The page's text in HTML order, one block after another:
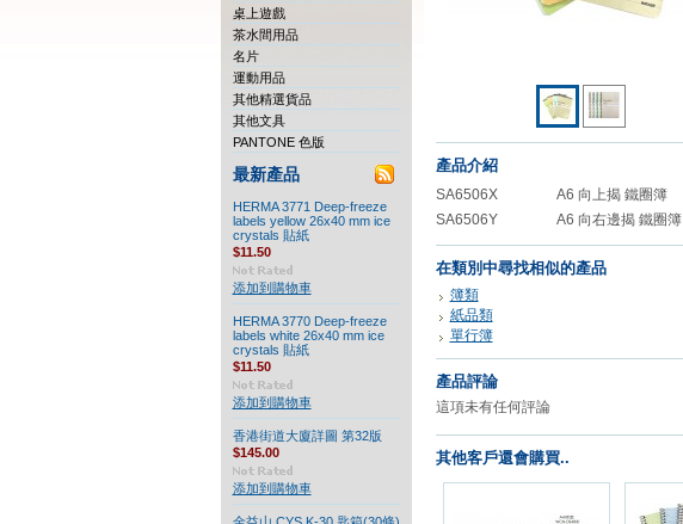
桌上遊戲
茶水間用品
名片
運動用品
其他精選貨品
其他文具
PANTONE 色版
最新產品
HERMA 3771 Deep-freeze
labels yellow 26x40 mm ice
crystals 貼紙
$11.50
添加到購物車
HERMA 3770 Deep-freeze
labels white 26x40 mm ice
crystals 貼紙
$11.50
添加到購物車
香港街道大廈詳圖 第32版
$145.00
添加到購物車
產品介紹
SA6506X A6 向上揭 鐵圈簿
SA6506Y
A6 向右邊揭 鐵圈簿
在類別中尋找相似的產品
簿類
紙品類
單行簿
產品評論
這項未有任何評論
其他客戶還會購買..